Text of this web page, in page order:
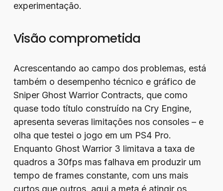
experimentação.
Visão comprometida
Acrescentando ao campo dos problemas, está
também o desempenho técnico e gráfico de
Sniper Ghost Warrior Contracts, que como
quase todo título construído na Cry Engine,
apresenta severas limitações nos consoles – e
olha que testei o jogo em um PS4 Pro.
Enquanto Ghost Warrior 3 limitava a taxa de
quadros a 30fps mas falhava em produzir um
tempo de frames constante, com uns mais